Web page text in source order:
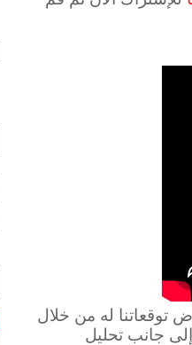
توقعاتنا له من خلال
جانب تحليل